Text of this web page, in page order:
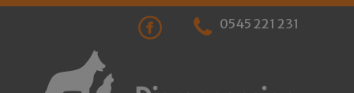
0545 221 231